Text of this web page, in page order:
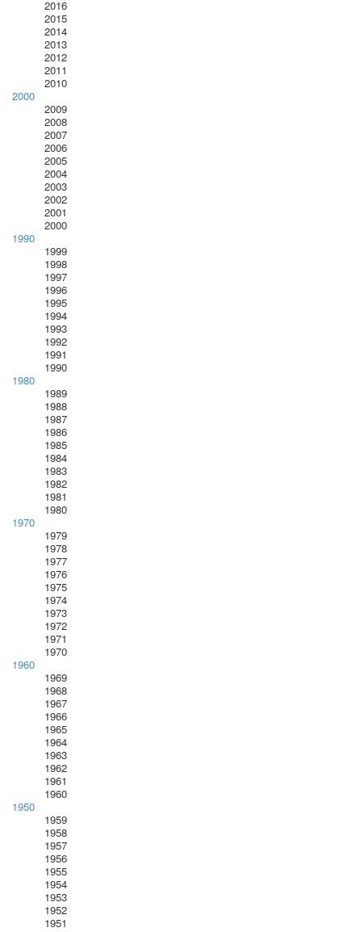
2016
2015
2014
2013
2012
2011
2010
2000
2009
2008
2007
2006
2005
2004
2003
2002
2001
2000
1990
1999
1998
1997
1996
1995
1994
1993
1992
1991
1990
1980
1989
1988
1987
1986
1985
1984
1983
1982
1981
1980
1970
1979
1978
1977
1976
1975
1974
1973
1972
1971
1970
1960
1969
1968
1967
1966
1965
1964
1963
1962
1961
1960
1950
1959
1958
1957
1956
1955
1954
1953
1952
1951